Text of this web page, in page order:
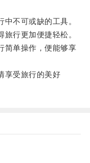
不可或缺的工具。
行更加便捷轻松。
单操作，便能够享
受旅行的美好